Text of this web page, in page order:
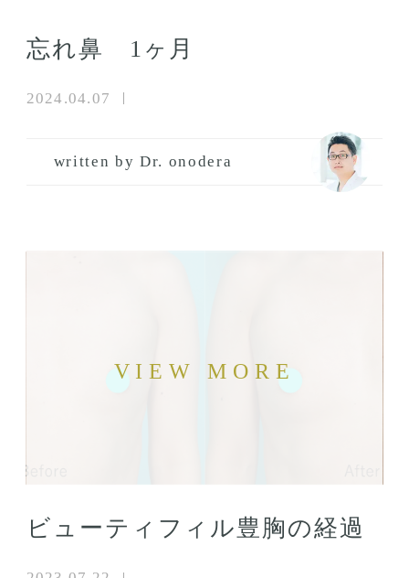
忘れ鼻 1ヶ月
2024.04.07
written by Dr. onodera
ビューティフィル豊胸の経過